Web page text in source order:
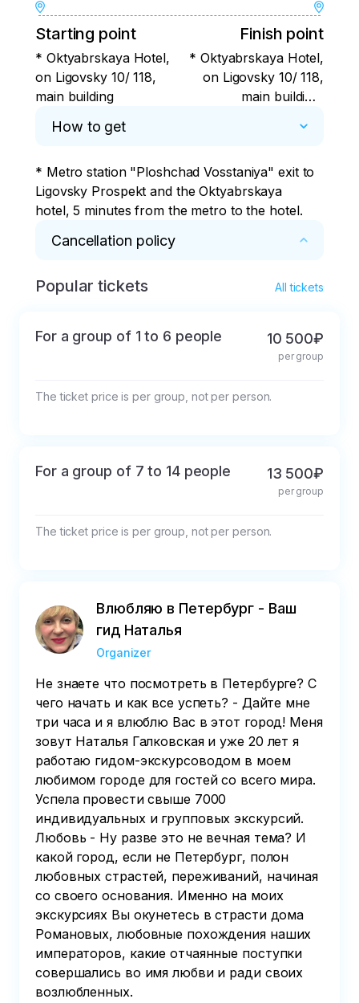
Starting point
* Oktyabrskaya Hotel,
on Ligovsky 10/ 118,
main building
Finish point
* Oktyabrskaya Hotel,
on Ligovsky 10/ 118,
main building,
How to get
* Metro station "Ploshchad Vosstaniya" exit to
Ligovsky Prospekt and the Oktyabrskaya
hotel, 5 minutes from the metro to the hotel.
Cancellation policy
* The money is not refunded on the day of the
Popular tickets All tickets
For a group of 1 to 6 people 10 500₽
per group
The ticket price is per group, not per person.
For a group of 7 to 14 people 13 500₽
per group
The ticket price is per group, not per person.
Влюбляю в Петербург - Ваш
гид Наталья
Organizer
Не знаете что посмотреть в Петербурге? С
чего начать и как все успеть? - Дайте мне
три часа и я влюблю Вас в этот город! Меня
зовут Наталья Галковская и уже 20 лет я
работаю гидом-экскурсоводом в моем
любимом городе для гостей со всего мира.
Успела провести свыше 7000
индивидуальных и групповых экскурсий.
Любовь - Ну разве это не вечная тема? И
какой город, если не Петербург, полон
любовных страстей, переживаний, начиная
со своего основания. Именно на моих
экскурсиях Вы окунетесь в страсти дома
Романовых, любовные похождения наших
императоров, какие отчаянные поступки
совершались во имя любви и ради своих
возлюбленных.